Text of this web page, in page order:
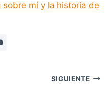
sobre mí y la historia de
SIGUIENTE